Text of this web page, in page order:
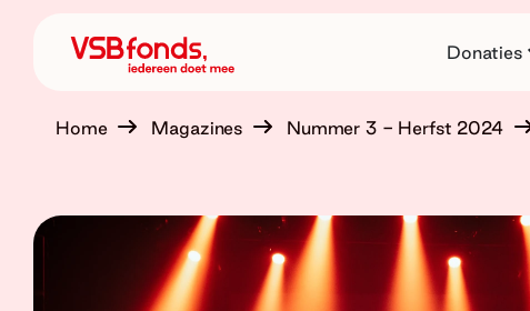
Donaties
Home Magazines Nummer 3 - Herfst 2024